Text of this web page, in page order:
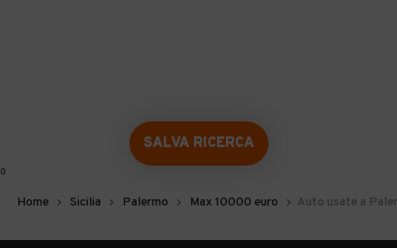
SALVA RICERCA
0
Home Sicilia Palermo Max 10000 euro Auto usate a